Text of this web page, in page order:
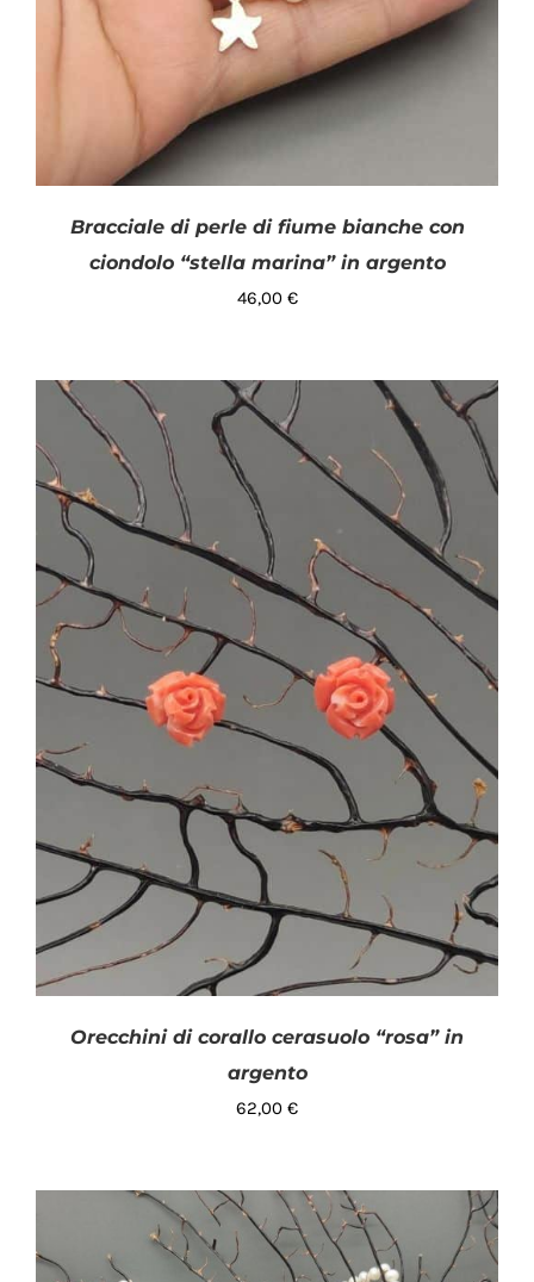
AGGIUNGI AL CARRELLO DETTAGLI
Bracciale di perle di fiume bianche con
ciondolo “stella marina” in argento
46,00 €
Orecchini di corallo cerasuolo “rosa” in
argento
62,00 €